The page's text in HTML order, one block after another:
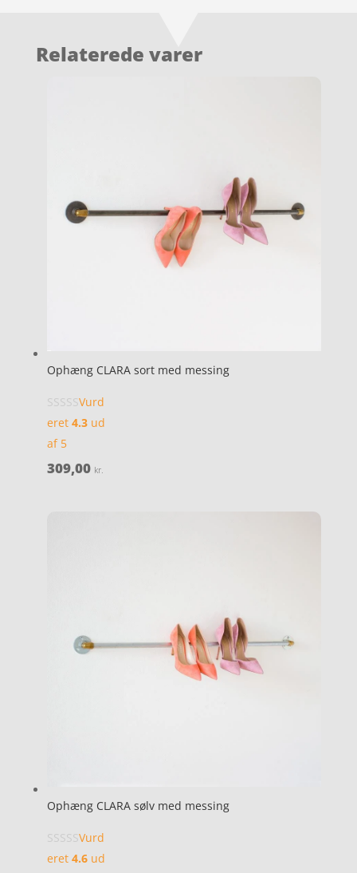
Relaterede varer
Ophæng CLARA sort med messing
Vurd
eret 4.3ud
af 5
309,00 kr.
Ophæng CLARA sølv med messing
Vurd
eret 4.6ud